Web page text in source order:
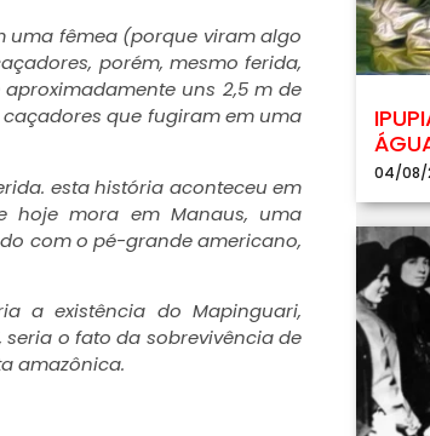
uma fêmea (porque viram algo
porém, mesmo ferida,
uns 2,5 m de
que fugiram em uma
esta história aconteceu em
hoje mora em Manaus, uma
com o pé-grande americano,
a existência do Mapinguari,
o fato da sobrevivência de
amazônica.
04/08/